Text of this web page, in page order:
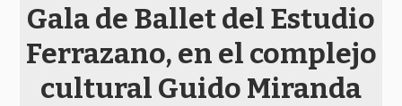
Gala de Ballet del Estudio
Ferrazano, en el complejo
cultural Guido Miranda